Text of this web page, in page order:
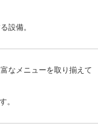
快適な喫煙室を設けてあ
る設備。
豊富なメニューを取り揃